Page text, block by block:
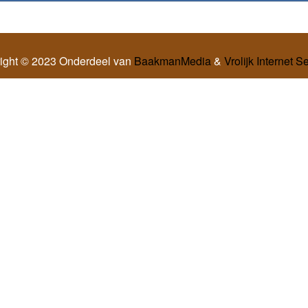
© 2023 Onderdeel van BaakmanMedia& Vrolijk Internet